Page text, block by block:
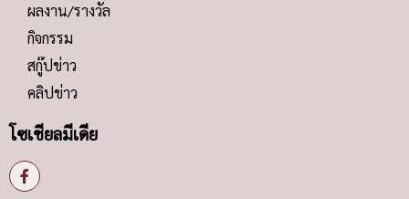
ผลงาน/รางวัล
กิจกรรม
สกู๊ปข่าว
คลิปข่าว
โซเชียลมีเดีย